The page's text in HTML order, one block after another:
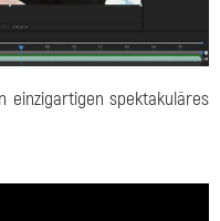
einzigartigen spektakuläres